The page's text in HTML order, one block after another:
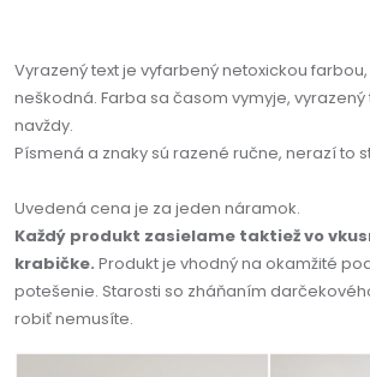
Vyrazený text je vyfarbený netoxickou
neškodná. Farba sa časom vymyje, vyrazený
navždy.
Písmená a znaky sú razené ručne, nerazí to
Uvedená cena je za jeden náramok.
Každý produkt zasielame taktiež vo
krabičke. Produkt je vhodný na okamžité
potešenie. Starosti so zháňaním
robiť nemusíte.